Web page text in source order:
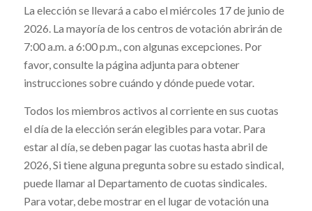
La elección se llevará a cabo el miércoles 17 de junio de
2026. La mayoría de los centros de votación abrirán de
7:00 a.m. a 6:00 p.m., con algunas excepciones. Por
favor, consulte la página adjunta para obtener
instrucciones sobre cuándo y dónde puede votar.
Todos los miembros activos al corriente en sus cuotas
el día de la elección serán elegibles para votar. Para
estar al día, se deben pagar las cuotas hasta abril de
2026, Si tiene alguna pregunta sobre su estado sindical,
puede llamar al Departamento de cuotas sindicales.
Para votar, debe mostrar en el lugar de votación una